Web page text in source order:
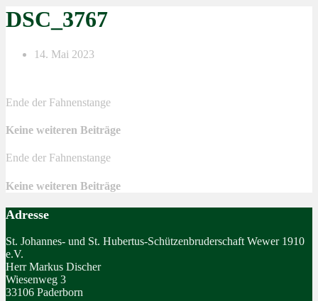
DSC_3767
14. Mai 2023
Ende der Fahnenstange
Keine weiteren Beiträge
Ende der Fahnenstange
Keine weiteren Beiträge
Adresse
St. Johannes- und St. Hubertus-Schützenbruderschaft Wewer 1910
e.V.
Herr Markus Discher
Wiesenweg 3
33106 Paderborn